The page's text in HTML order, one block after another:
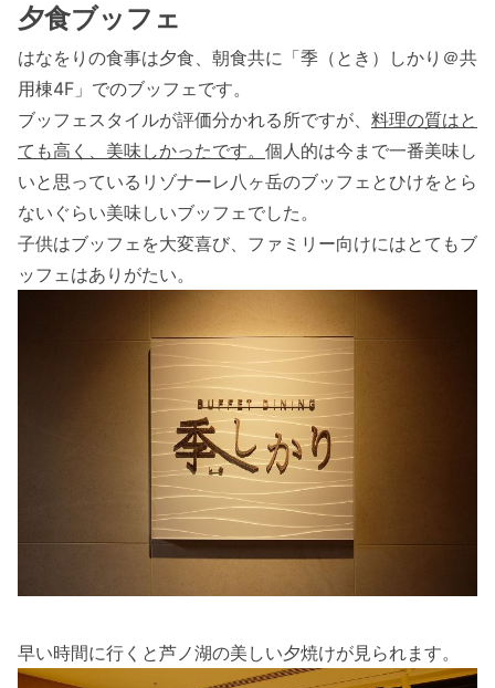
夕食ブッフェ
はなをりの食事は夕食、朝食共に「季（とき）しかり＠共
用棟4F」でのブッフェです。
ブッフェスタイルが評価分かれる所ですが、 料理の質はと
ても高く、美味しかったです。 個人的は今まで一番美味し
いと思っているリゾナーレ八ヶ岳のブッフェとひけをとら
ないぐらい美味しいブッフェでした。
子供はブッフェを大変喜び、ファミリー向けにはとてもブ
ッフェはありがたい。
早い時間に行くと芦ノ湖の美しい夕焼けが見られます。